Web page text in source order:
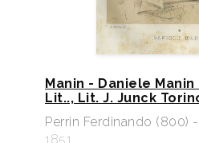
Manin - Daniele Manin
Lit.., Lit. J. Junck
Perrin Ferdinando (800)
1851